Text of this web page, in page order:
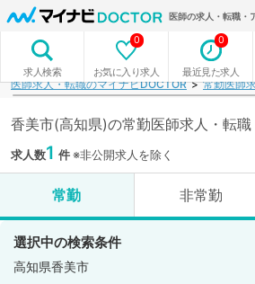
医師の求人・転職・
求人検索 お気に入り求人
0
最近見た求人
0
医師求人・転職のマイナビDOCTOR 常勤医師
香美市(高知県)の常勤医師求人・転職
求人数1 件※非公開求人を除く
常勤 非常勤
選択中の検索条件
高知県香美市